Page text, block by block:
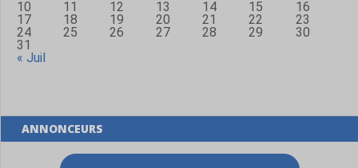
10
11 12 13 14 15
16
17
18 19 20 21 22
23
24
25 26 27 28 29
30
31
« Juil
ANNONCEURS